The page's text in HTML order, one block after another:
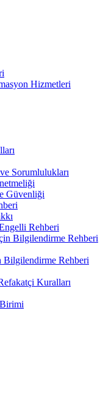
Hizmetleri
Sorumlulukları
Güvenliği
Rehberi
Bilgilendirme Rehberi
Bilgilendirme Rehberi
Kuralları